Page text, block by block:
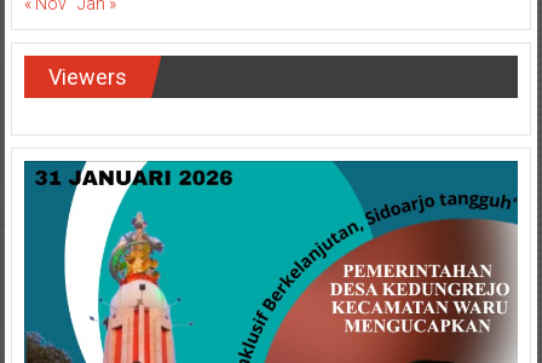
« Nov Jan »
Viewers